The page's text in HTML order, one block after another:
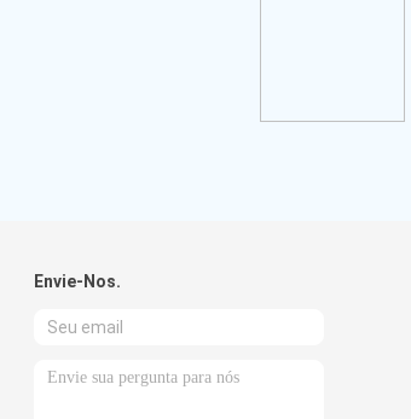
Envie-Nos.